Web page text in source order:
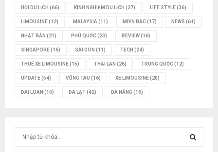
HỘI DU LỊCH (66) KINH NGHIỆM DU LỊCH (27) LIFE STYLE(36)
LIMOUSINE(12) MALAYSIA (11) MIỀN BẮC(17) NEWS (61)
NHẬT BẢN (21) PHÚ QUỐC(23) REVIEW(16)
SINGAPORE(16) SÀI GÒN (11) TECH (24)
THUÊ XE LIMOUSINE(15) THÁI LAN (26) TRUNG QUỐC(12)
UPDATE(54) VŨNG TÀU (16) XE LIMOUSINE(20)
ĐÀI LOAN (10) ĐÀ LẠT(42) ĐÀ NẴNG (16)